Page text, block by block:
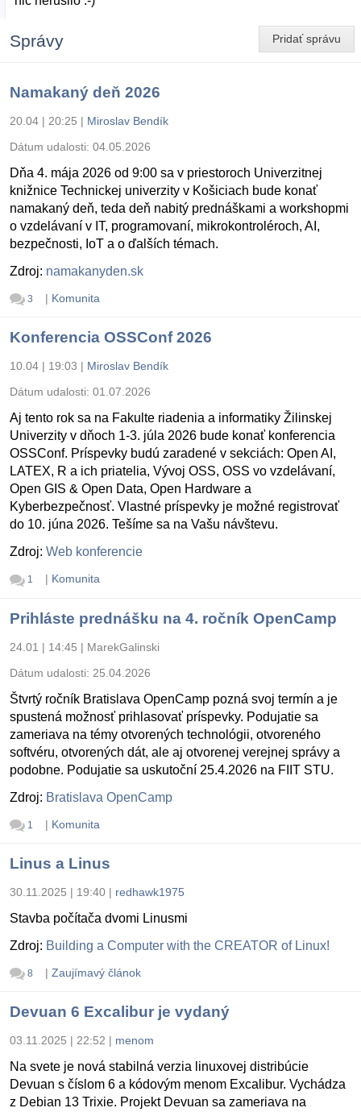
Pridať správu
Správy
Namakaný deň 2026
20.04 | 20:25 | Miroslav Bendík
Dátum udalosti: 04.05.2026
Dňa 4. mája 2026 od 9:00 sa v priestoroch Univerzitnej
knižnice Technickej univerzity v Košiciach bude konať
namakaný deň, teda deň nabitý prednáškami a workshopmi
o vzdelávaní v IT, programovaní, mikrokontroléroch, AI,
bezpečnosti, IoT a o ďalších témach.
Zdroj: namakanyden.sk
3 | Komunita
Konferencia OSSConf 2026
10.04 | 19:03 | Miroslav Bendík
Dátum udalosti: 01.07.2026
Aj tento rok sa na Fakulte riadenia a informatiky Žilinskej
Univerzity v dňoch 1-3. júla 2026 bude konať konferencia
OSSConf. Príspevky budú zaradené v sekciách: Open AI,
LATEX, R a ich priatelia, Vývoj OSS, OSS vo vzdelávaní,
Open GIS & Open Data, Open Hardware a
Kyberbezpečnosť. Vlastné príspevky je možné registrovať
do 10. júna 2026. Tešíme sa na Vašu návštevu.
Zdroj: Web konferencie
1 | Komunita
Prihláste prednášku na 4. ročník OpenCamp
24.01 | 14:45 | MarekGalinski
Dátum udalosti: 25.04.2026
Štvrtý ročník Bratislava OpenCamp pozná svoj termín a je
spustená možnosť prihlasovať príspevky. Podujatie sa
zameriava na témy otvorených technológii, otvoreného
softvéru, otvorených dát, ale aj otvorenej verejnej správy a
podobne. Podujatie sa uskutoční 25.4.2026 na FIIT STU.
Zdroj: Bratislava OpenCamp
1 | Komunita
Linus a Linus
30.11.2025 | 19:40 | redhawk1975
Stavba počítača dvomi Linusmi
Zdroj: Building a Computer with the CREATOR of Linux!
8 | Zaujímavý článok
Devuan 6 Excalibur je vydaný
03.11.2025 | 22:52 | menom
Na svete je nová stabilná verzia linuxovej distribúcie
Devuan s číslom 6 a kódovým menom Excalibur. Vychádza
z Debian 13 Trixie. Projekt Devuan sa zameriava na